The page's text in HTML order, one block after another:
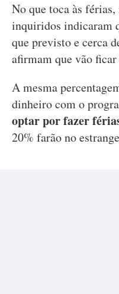
No que toca às
inquiridos indicaram
que previsto e cerca
afirmam que vão ficar
A mesma
dinheiro com o
optar por fazer
20% farão no